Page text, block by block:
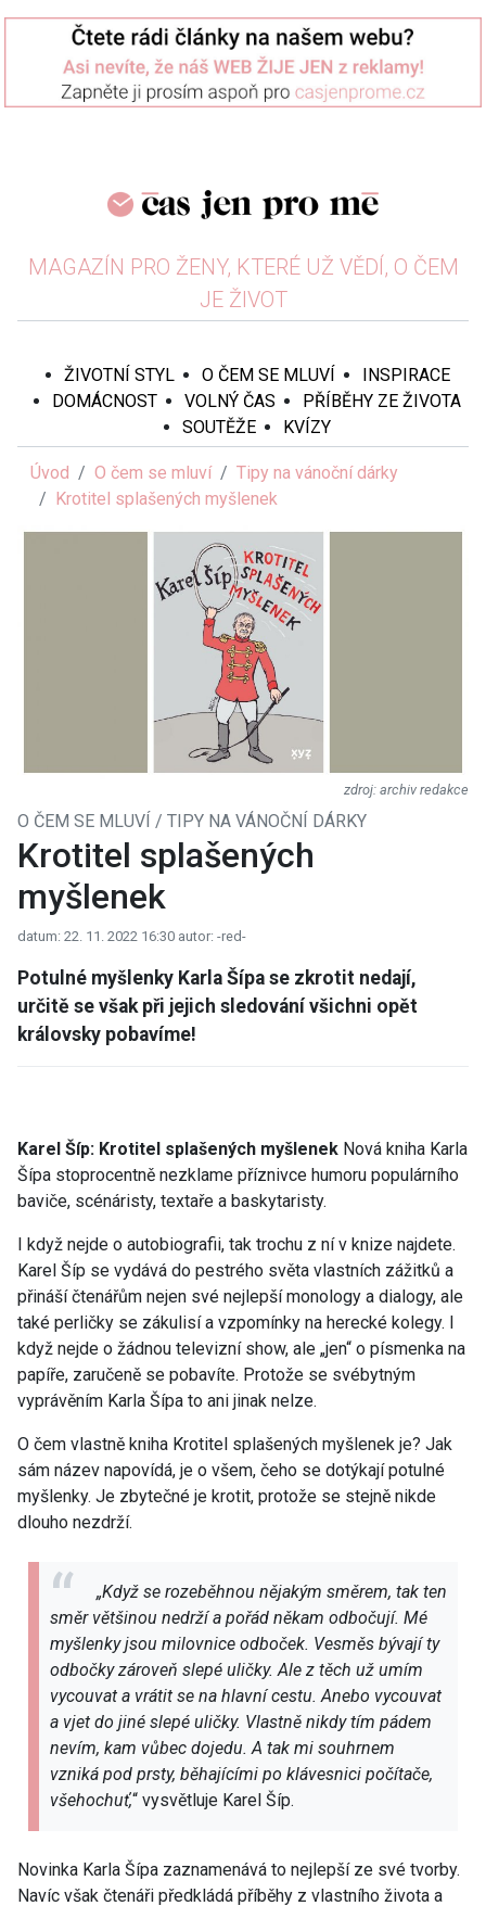
MAGAZÍN PRO ŽENY, KTERÉ UŽ VĚDÍ, O ČEM
JE ŽIVOT
ŽIVOTNÍ STYL O ČEM SE MLUVÍ
INSPIRACE
DOMÁCNOST
VOLNÝ ČAS
PŘÍBĚHY ZE ŽIVOTA
SOUTĚŽE
KVÍZY
Úvod O čem se mluví
Tipy na vánoční dárky
Krotitel splašených myšlenek
archiv redakce
O ČEM SE MLUVÍ / TIPY NA VÁNOČNÍ DÁRKY
Krotitel splašených
myšlenek
datum: 22. 11. 2022 16:30 autor: -red-
Potulné myšlenky Karla Šípa se zkrotit nedají,
určitě se však při jejich sledování všichni opět
královsky pobavíme!
Karel Šíp: Krotitel splašených myšlenek Nová kniha Karla
Šípa stoprocentně nezklame příznivce humoru populárního
baviče, scénáristy, textaře a baskytaristy.
I když nejde o autobiografii, tak trochu z ní v knize najdete.
Karel Šíp se vydává do pestrého světa vlastních zážitků a
přináší čtenářům nejen své nejlepší monology a dialogy, ale
také perličky se zákulisí a vzpomínky na herecké kolegy. I
když nejde o žádnou televizní show, ale „jen“ o písmenka na
papíře, zaručeně se pobavíte. Protože se svébytným
vyprávěním Karla Šípa to ani jinak nelze.
O čem vlastně kniha Krotitel splašených myšlenek je? Jak
sám název napovídá, je o všem, čeho se dotýkají potulné
myšlenky. Je zbytečné je krotit, protože se stejně nikde
dlouho nezdrží.
„Když se rozeběhnou nějakým směrem, tak ten
směr většinou nedrží a pořád někam odbočují. Mé
myšlenky jsou milovnice odboček. Vesměs bývají ty
odbočky zároveň slepé uličky. Ale z těch už umím
vycouvat a vrátit se na hlavní cestu. Anebo vycouvat
a vjet do jiné slepé uličky. Vlastně nikdy tím pádem
nevím, kam vůbec dojedu. A tak mi souhrnem
vzniká pod prsty, běhajícími po klávesnici počítače,
všehochuť,“ vysvětluje Karel Šíp.
Novinka Karla Šípa zaznamenává to nejlepší ze své tvorby.
Navíc však čtenáři předkládá příběhy z vlastního života a